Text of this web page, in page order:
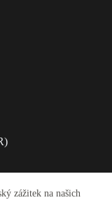
zážitek na našich